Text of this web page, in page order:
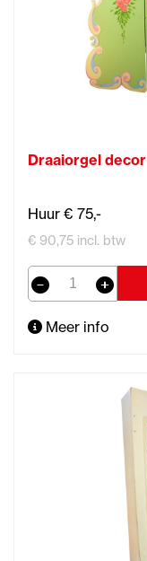
Draaiorgel decor
Huur € 75,-
€ 90,75 incl. btw
Meer info